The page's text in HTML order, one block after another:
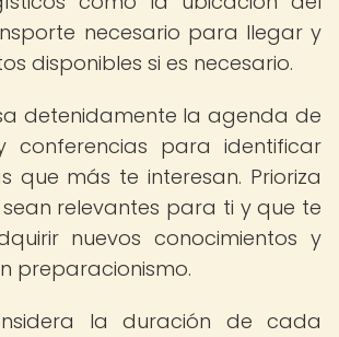
necesario para llegar y
disponibles si es necesario.
detenidamente la agenda de
conferencias para identificar
que más te interesan. Prioriza
relevantes para ti y que te
nuevos conocimientos y
preparacionismo.
la duración de cada